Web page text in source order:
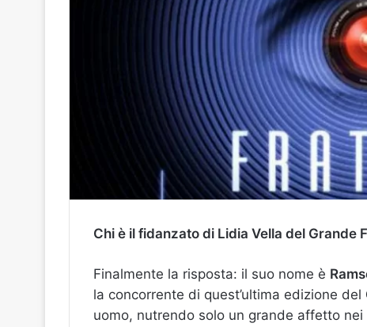
Chi è il fidanzato di Lidia Vella del Grande
Finalmente la risposta: il suo nome è
la concorrente di quest’ultima edizione del
uomo, nutrendo solo un grande affetto